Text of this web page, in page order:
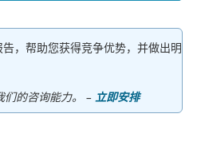
，帮助您获得竞争优势，并做出明
们的咨询能力。 – 立即安排